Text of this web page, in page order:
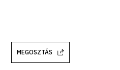
MEGOSZTÁS